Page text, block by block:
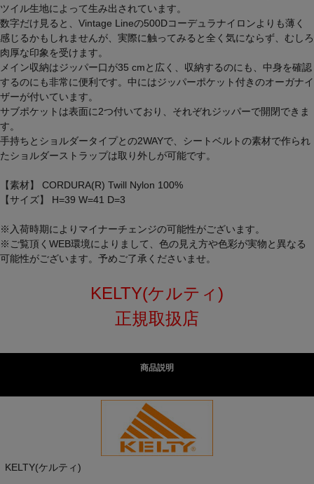
ツイル生地によって生み出されています。
数字だけ見ると、Vintage Lineの500Dコーデュラナイロンよりも薄く
感じるかもしれませんが、実際に触ってみると全く気にならず、むしろ
肉厚な印象を受けます。
メイン収納はジッパー口が35 cmと広く、収納するのにも、中身を確認
するのにも非常に便利です。中にはジッパーポケット付きのオーガナイ
ザーが付いています。
サブポケットは表面に2つ付いており、それぞれジッパーで開閉できま
す。
手持ちとショルダータイプとの2WAYで、シートベルトの素材で作られ
たショルダーストラップは取り外しが可能です。
【素材】 CORDURA(R) Twill Nylon 100%
【サイズ】 H=39 W=41 D=3
※入荷時期によりマイナーチェンジの可能性がございます。
※ご覧頂くWEB環境によりまして、色の見え方や色彩が実物と異なる
可能性がございます。予めご了承くださいませ。
KELTY(ケルティ)
正規取扱店
商品説明
KELTY(ケルティ)